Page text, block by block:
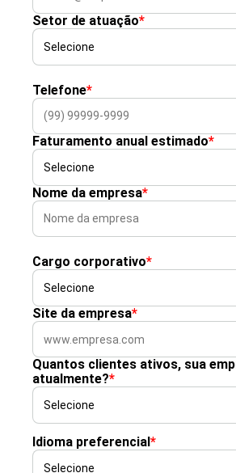
Setor de atuação*
Telefone*
Faturamento anual estimado*
Nome da empresa*
Cargo corporativo*
Site da empresa*
Quantos clientes ativos, sua
atualmente?*
Idioma preferencial*